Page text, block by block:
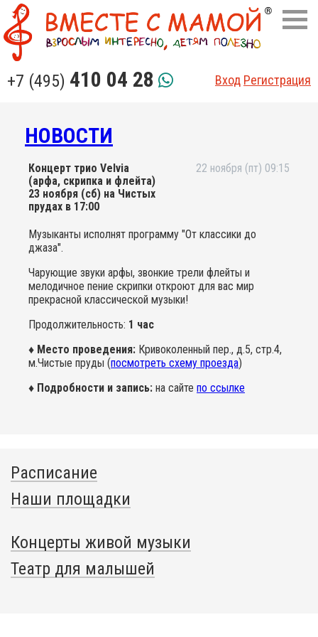
+7 (495) 410 04 28 Вход Регистрация
НОВОСТИ
Концерт трио Velvia
(арфа, скрипка и флейта)
23 ноября (сб) на Чистых
прудах в 17:00
22 ноября (пт) 09:15
Музыканты исполнят программу "От классики до
джаза".
Чарующие звуки арфы, звонкие трели флейты и
мелодичное пение скрипки откроют для вас мир
прекрасной классической музыки!
Продолжительность: 1 час
♦ Место проведения: Кривоколенный пер., д.5, стр.4,
м.Чистые пруды (посмотреть схему проезда)
♦ Подробности и запись: на сайте по ссылке
Расписание
Наши площадки
Концерты живой музыки
Театр для малышей